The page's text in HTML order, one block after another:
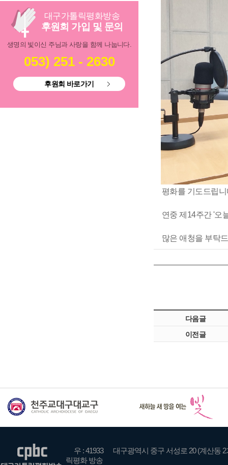
대구가톨릭평화방송
후원회 가입 및 문의
생명의 빛이신 주님과 사랑을 함께 나눕니다.
053) 251 - 2630
후원회 바로가기
평화를 기도드립니
연중 제14주간 '오
많은 애청을 부탁
다음글
이전글
우 : 41933
대구광역시 중구 서성로 20 (계산동 2
릭평화 방송